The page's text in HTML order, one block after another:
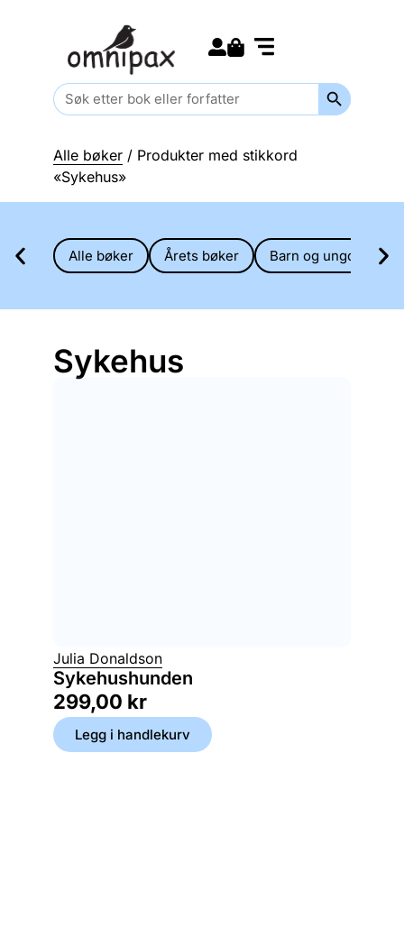
Search
for:
Search
Alle bøker / Produkter med stikkord
«Sykehus»
Alle bøker Årets bøker Barn og ungdom
Sykehus
Julia Donaldson
Sykehushunden
299,00 kr
Legg i handlekurv